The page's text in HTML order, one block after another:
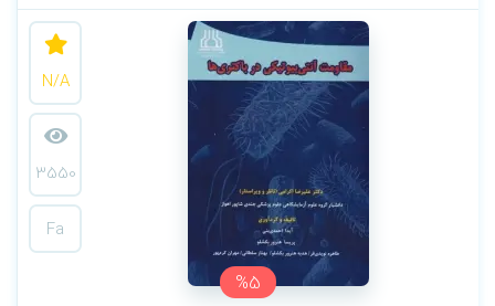
%5
N/A
3550
Fa